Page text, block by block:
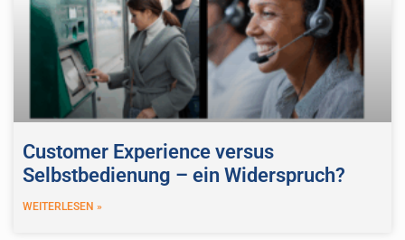
Customer Experience versus
Selbstbedienung – ein Widerspruch?
WEITERLESEN »